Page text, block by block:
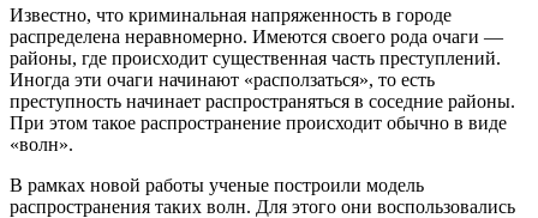
Известно, что криминальная напряженность в городе
распределена неравномерно. Имеются своего рода очаги —
районы, где происходит существенная часть преступлений.
Иногда эти очаги начинают «расползаться», то есть
преступность начинает распространяться в соседние районы.
При этом такое распространение происходит обычно в виде
«волн».
В рамках новой работы ученые построили модель
распространения таких волн. Для этого они воспользовались